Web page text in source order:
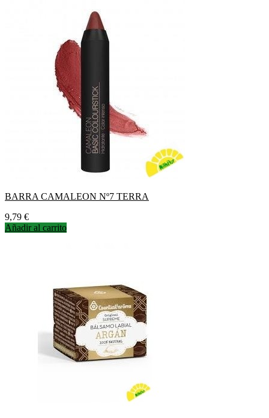
BARRA CAMALEON Nº7 TERRA
Precio
9,79 €
Añadir al carrito